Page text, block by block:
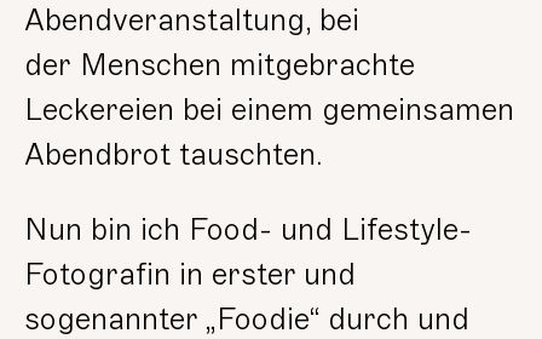
Abendveranstaltung, bei
der Menschen mitgebrachte
Leckereien bei einem gemeinsamen
Abendbrot tauschten.
Nun bin ich Food- und Lifestyle-
Fotografin in erster und
sogenannter „Foodie“ durch und